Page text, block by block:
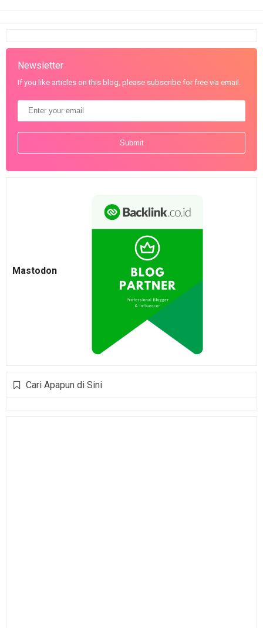
Newsletter
If you like articles on this blog, please subscribe for free via email.
Mastodon
Cari Apapun di Sini